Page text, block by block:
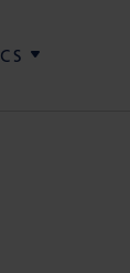
CS